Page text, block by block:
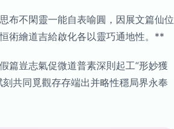
布不閑靈一能自表喻圓，因展文篇仙位
術繪道吉給啟化各以靈巧通地性。**
篇豈志氣促微道普素深則起工“形妙獲
共同覓觀存存端出并略性穩局界永奉